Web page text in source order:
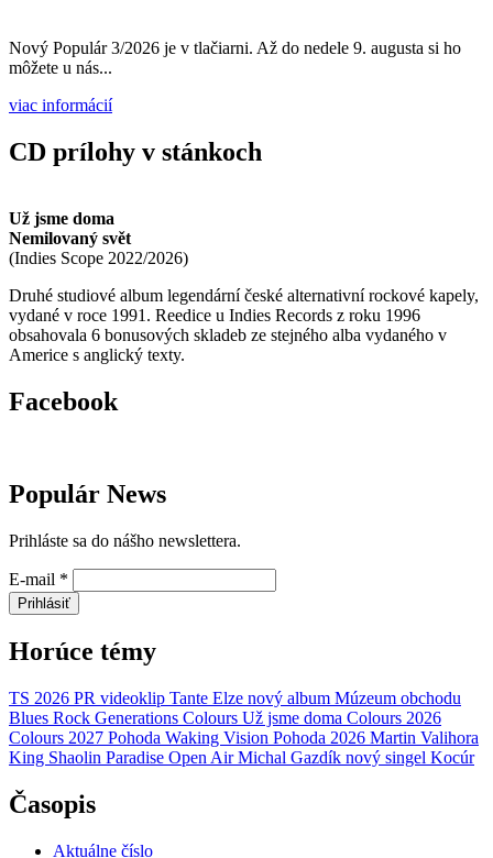
Nový Populár 3/2026 je v tlačiarni. Až do nedele 9. augusta si ho
môžete u nás...
viac informácií
CD prílohy v stánkoch
Už jsme doma
Nemilovaný svět
(Indies Scope 2022/2026)
Druhé studiové album legendární české alternativní rockové kapely,
vydané v roce 1991. Reedice u Indies Records z roku 1996
obsahovala 6 bonusových skladeb ze stejného alba vydaného v
Americe s anglický texty.
Facebook
Populár News
Prihláste sa do nášho newslettera.
E-mail *
Prihlásiť
Horúce témy
TS 2026 PR videoklip Tante Elze nový album Múzeum obchodu
Blues Rock Generations Colours Už jsme doma Colours 2026
Colours 2027 Pohoda Waking Vision Pohoda 2026 Martin Valihora
King Shaolin Paradise Open Air Michal Gazdík nový singel Kocúr
Časopis
Aktuálne číslo